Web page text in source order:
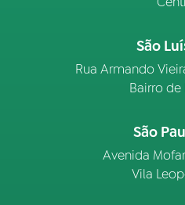
São
Rua Armando
Bairro de
São
Avenida
Vila